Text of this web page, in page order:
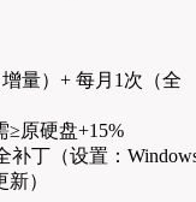
量）+ 每月1次（全
≥原硬盘+15%
补丁（设置：
）